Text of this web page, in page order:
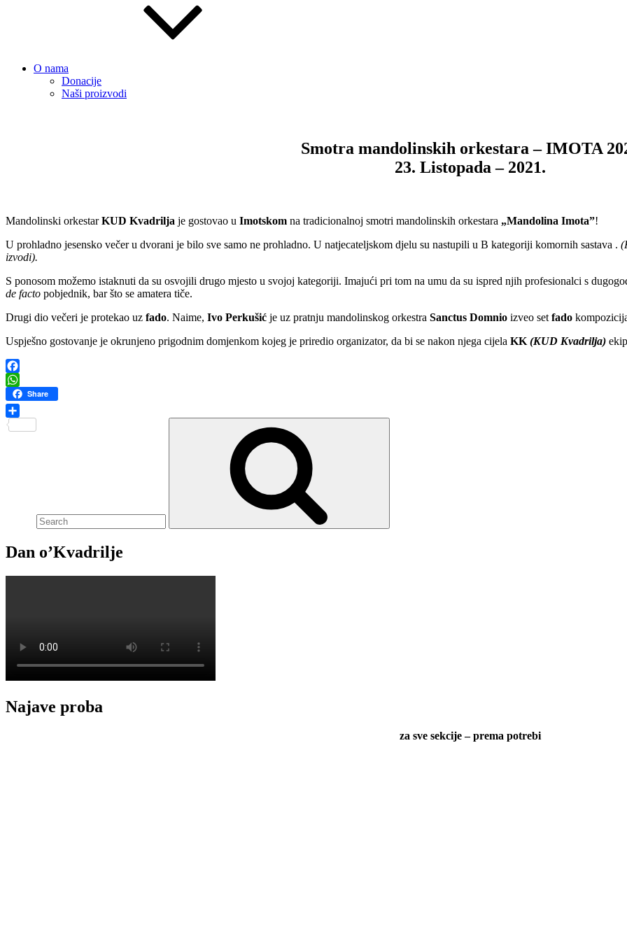
O nama
Donacije
Naši proizvodi
Smotra mandolinskih orkestara – IMOTA
23. Listopada – 2021.
Mandolinski orkestarKUD Kvadrilja je gostovao u Imotskom na tradicionalnoj smotri mandolinskih orkestara „Mandolina Imota”!
U prohladno jesensko večer u dvorani je bilo sve samo ne prohladno. U natjecateljskom djelu su nastupili u B kategoriji komornih sastava .
izvodi).
S ponosom možemo istaknuti da su osvojili drugo mjesto u svojoj kategoriji. Imajući pri tom na umu da su ispred njih profesionalci s
de facto pobjednik, bar što se amatera tiče.
Drugi dio večeri je protekao uz fado. Naime, Ivo Perkušić je uz pratnju mandolinskog orkestra Sanctus Domnio izveo set fado
Uspješno gostovanje je okrunjeno prigodnim domjenkom kojeg je priredio organizator, da bi se nakon njega cijela KK (KUD Kvadrilja)
Facebook
WhatsApp
Share
Search
Dan o’Kvadrilje
Najave proba
za sve sekcije – prema potrebi